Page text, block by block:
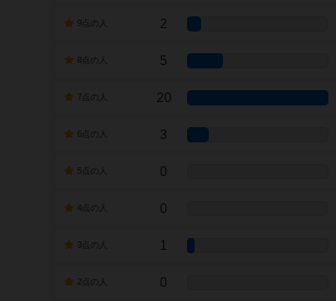
2
5
7点の人 20
3
0
0
1
0